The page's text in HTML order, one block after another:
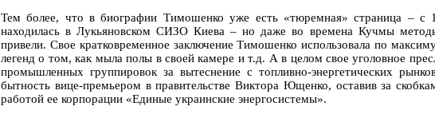
Тем более, что в биографии Тимошенко уже есть «тюремная» страница – с
находилась в Лукьяновском СИЗО Киева – но даже во времена Кучмы
привели. Свое кратковременное заключение Тимошенко использовала по
легенд о том, как мыла полы в своей камере и т.д. А в целом свое уголовное
промышленных группировок за вытеснение с топливно-энергетических
бытность вице-премьером в правительстве Виктора Ющенко, оставив за
работой ее корпорации «Единые украинские энергосистемы».